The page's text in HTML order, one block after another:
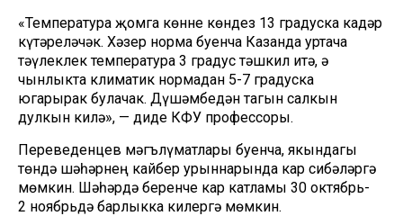
«Температура җомга көнне көндез 13 градуска кадәр
күтәреләчәк. Хәзер норма буенча Казанда уртача
тәүлеклек температура 3 градус тәшкил итә, ә
чынлыкта климатик нормадан 5-7 градуска
югарырак булачак. Дүшәмбедән тагын салкын
дулкын килә», — диде КФУ профессоры.
Переведенцев мәгълүматлары буенча, якындагы
төндә шәһәрнең кайбер урыннарында кар сибәләргә
мөмкин. Шәһәрдә беренче кар катламы 30 октябрь-
2 ноябрьдә барлыкка килергә мөмкин.